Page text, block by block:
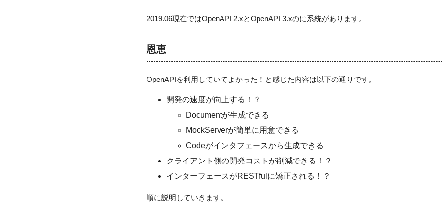
2019.06現在ではOpenAPI 2.xとOpenAPI 3.xのに系統があります。
恩恵
OpenAPIを利用していてよかった！と感じた内容は以下の通りです。
開発の速度が向上する！？
Documentが生成できる
MockServerが簡単に用意できる
Codeがインタフェースから生成できる
クライアント側の開発コストが削減できる！？
インターフェースがRESTfulに矯正される！？
順に説明していきます。